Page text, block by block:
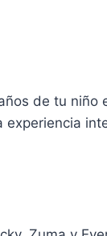
de tu niño
experiencia